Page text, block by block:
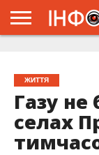
ЖИТТЯ
Газу
селах